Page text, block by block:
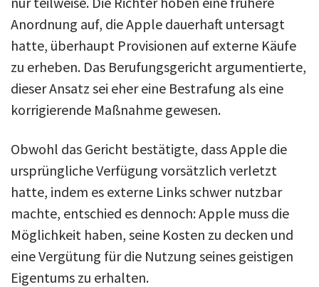
Anordnung auf, die Apple dauerhaft untersagt
hatte, überhaupt Provisionen auf externe Käufe
zu erheben. Das Berufungsgericht argumentierte,
dieser Ansatz sei eher eine Bestrafung als eine
korrigierende Maßnahme gewesen.
Obwohl das Gericht bestätigte, dass Apple die
ursprüngliche Verfügung vorsätzlich verletzt
hatte, indem es externe Links schwer nutzbar
machte, entschied es dennoch: Apple muss die
Möglichkeit haben, seine Kosten zu decken und
eine Vergütung für die Nutzung seines geistigen
Eigentums zu erhalten.